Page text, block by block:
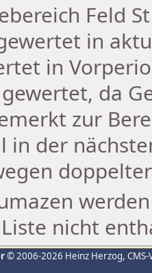
Feld
in
in
da
zur
in der
nicht
© 2006-2026 Heinz Herzog,